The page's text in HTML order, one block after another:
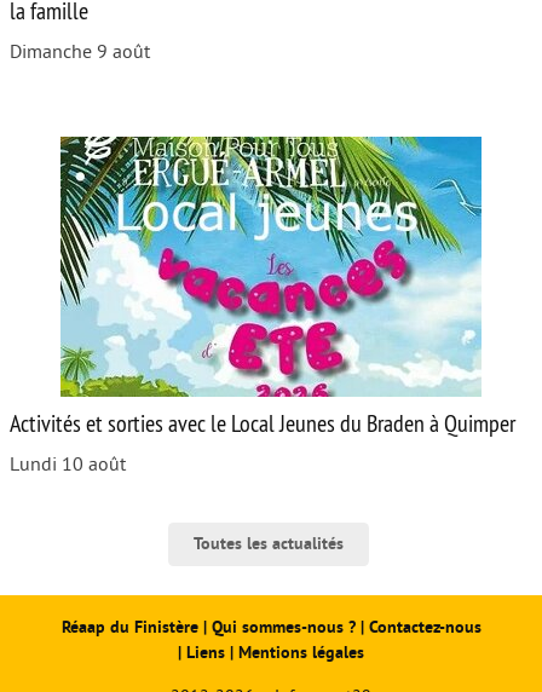
la famille
Dimanche 9 août
Activités et sorties avec le Local Jeunes du Braden à Quimper
Lundi 10 août
Toutes les actualités
Réaap du Finistère| Qui sommes-nous ? | Contactez-nous
| Liens | Mentions légales